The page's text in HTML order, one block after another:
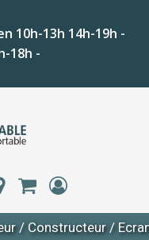
10h-13h 14h-19h -
18h -
/ Constructeur /